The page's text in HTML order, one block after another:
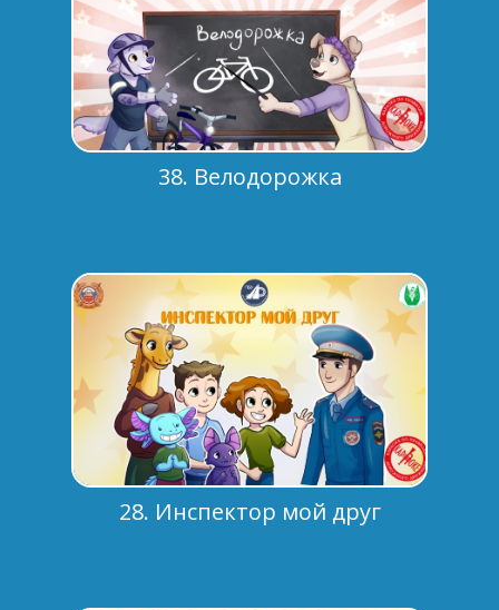
38. Велодорожка
28. Инспектор мой друг